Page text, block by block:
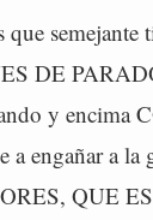
semejante
DE
y encima
engañar a la
QUE